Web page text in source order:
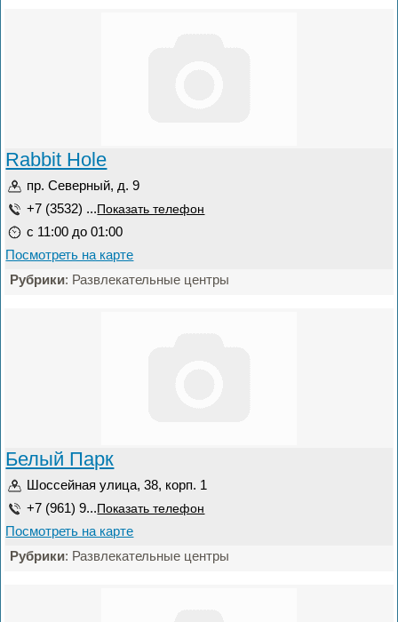
Rabbit Hole
пр. Северный, д. 9
+7 (3532) ... Показать телефон
c 11:00 до 01:00
Посмотреть на карте
Рубрики: Развлекательные центры
Белый Парк
Шоссейная улица, 38, корп. 1
+7 (961) 9... Показать телефон
Посмотреть на карте
Рубрики: Развлекательные центры